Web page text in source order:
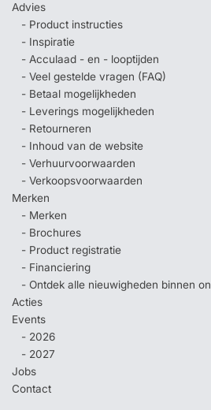
Advies
- Product instructies
- Inspiratie
- Acculaad - en - looptijden
- Veel gestelde vragen (FAQ)
- Betaal mogelijkheden
- Leverings mogelijkheden
- Retourneren
- Inhoud van de website
- Verhuurvoorwaarden
- Verkoopsvoorwaarden
Merken
- Merken
- Brochures
- Product registratie
- Financiering
- Ontdek alle nieuwigheden binnen
Acties
Events
- 2026
- 2027
Jobs
Contact